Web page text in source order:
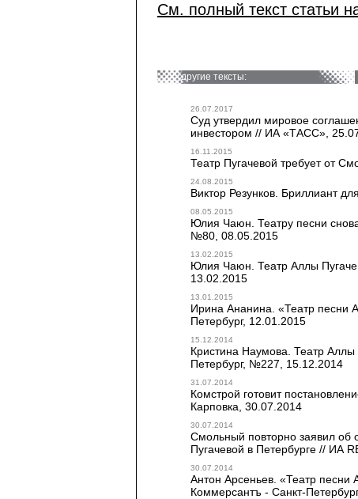
См. полный текст статьи
другие тексты:
26.07.2017
Суд утвердил мировое
инвестором // ИА «ТАСС»,
16.11.2015
Театр Пугачевой требует от
24.08.2015
Виктор Резунков. Бриллиант
08.05.2015
Юлия Чаюн. Театру песни
№80, 08.05.2015
13.02.2015
Юлия Чаюн. Театр Аллы
13.02.2015
13.01.2015
Ирина Ананина. «Театр песни
Петербург, 12.01.2015
15.12.2014
Кристина Наумова. Театр
Петербург, №227, 15.12.2014
31.07.2014
Комстрой готовит
Карповка, 30.07.2014
30.07.2014
Смольный повторно заявил об
Пугачевой в Петербурге // ИА
30.07.2014
Антон Арсеньев. «Театр песни
Коммерсантъ - Санкт-